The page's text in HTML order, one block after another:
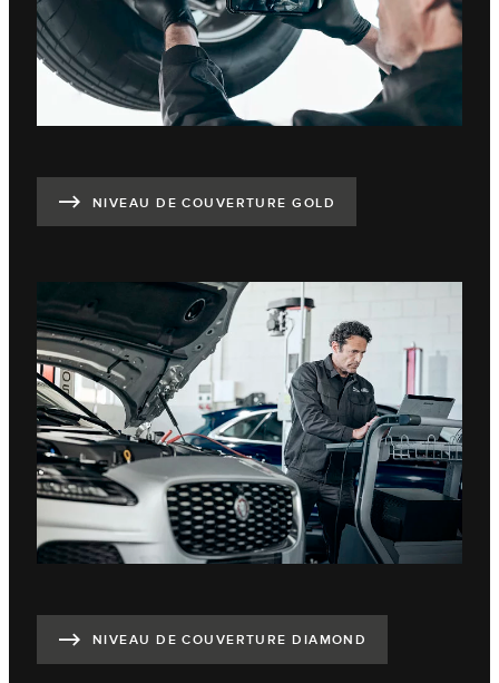
NIVEAU DE COUVERTURE GOLD
NIVEAU DE COUVERTURE DIAMOND